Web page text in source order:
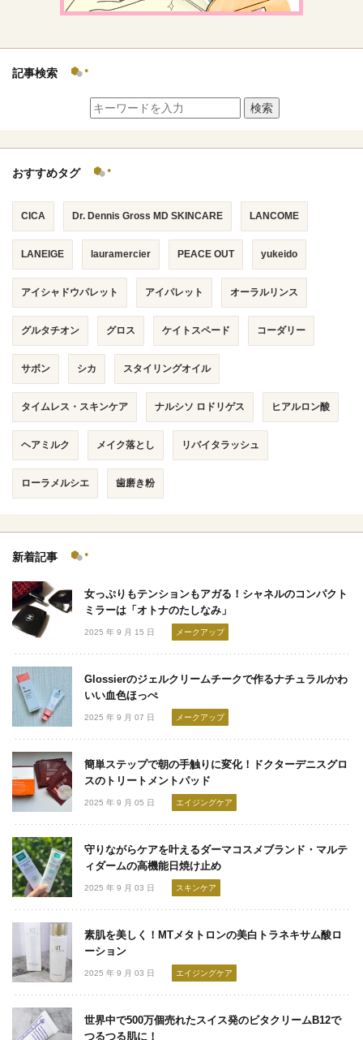
記事検索
検索
おすすめタグ
CICA Dr. Dennis Gross MD SKINCARE LANCOME
LANEIGE lauramercier PEACE OUT yukeido
アイシャドウパレット アイパレット オーラルリンス
グルタチオン グロス ケイトスペード コーダリー
サボン シカ スタイリングオイル
タイムレス・スキンケア ナルシソ ロドリゲス ヒアルロン酸
ヘアミルク メイク落とし リバイタラッシュ
ローラメルシエ 歯磨き粉
新着記事
女っぷりもテンションもアガる！シャネルのコンパクト
ミラーは「オトナのたしなみ」
2025 年 9 月 15 日 メークアップ
Glossierのジェルクリームチークで作るナチュラルかわ
いい血色ほっぺ
2025 年 9 月 07 日 メークアップ
簡単ステップで朝の手触りに変化！ドクターデニスグロ
スのトリートメントパッド
2025 年 9 月 05 日 エイジングケア
守りながらケアを叶えるダーマコスメブランド・マルテ
ィダームの高機能日焼け止め
2025 年 9 月 03 日 スキンケア
素肌を美しく！MTメタトロンの美白トラネキサム酸ロ
ーション
2025 年 9 月 03 日 エイジングケア
世界中で500万個売れたスイス発のビタクリームB12で
つるつる肌に！